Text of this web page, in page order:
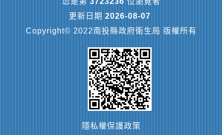
更新日期 2026-08-07
Copyright© 2022南投縣政府衛生局 版權所有
隱私權保護政策